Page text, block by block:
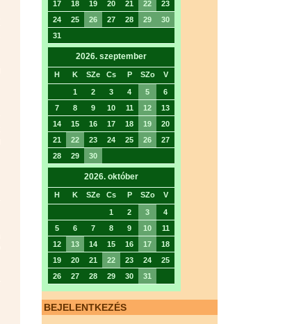
17
18 19 20 21 22
23
24
25 26 27 28 29
30
31
2026. szeptember
H K SZe Cs P SZo V
1 2 3 4 5
6
7
8 9 10 11 12
13
14
15 16 17 18 19
20
21
22 23 24 25 26
27
28
29 30
2026. október
H K SZe Cs P SZo V
1 2 3
4
5
6 7 8 9 10
11
12
13 14 15 16 17
18
19
20 21 22 23 24
25
26
27 28 29 30 31
BEJELENTKEZÉS